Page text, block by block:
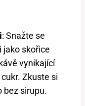
: Snažte se
jako skořice
vynikající
Zkuste si
bez sirupu.